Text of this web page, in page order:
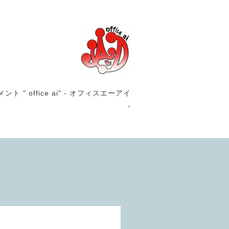
ント " office ai" - オフィスエーアイ
-